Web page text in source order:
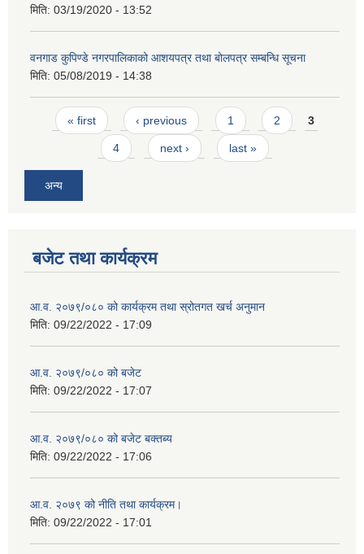
मिति: 03/19/2020 - 13:52
वनगाड कुपिण्डे नगरपालिकाको आशयपत्र तथा बोलपत्र सम्बन्धि सूचना
मिति: 05/08/2019 - 14:38
Pages
« first ‹ previous 1 2 3
4 next › last »
अन्य
बजेट तथा कार्यक्रम
आ.व. २०७९/०८० को कार्यक्रम तथा स्रोतगत खर्च अनुमान
मिति: 09/22/2022 - 17:09
आ.व. २०७९/०८० को बजेट
मिति: 09/22/2022 - 17:07
आ.व. २०७९/०८० को बजेट बक्तब्य
मिति: 09/22/2022 - 17:06
आ.व. २०७९ को नीति तथा कार्यक्रम।
मिति: 09/22/2022 - 17:01